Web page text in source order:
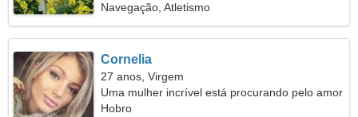
Navegação, Atletismo
Cornelia
27 anos, Virgem
Uma mulher incrível está procurando pelo amor
verdadeiro
Hobro